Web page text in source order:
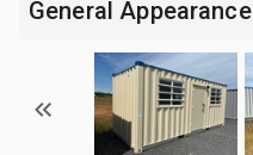
General Appearance